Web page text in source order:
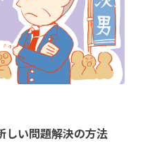
しい問題解決の方法